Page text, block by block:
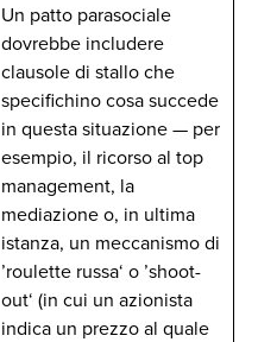
Un patto parasociale
dovrebbe includere
clausole di stallo che
specifichino cosa succede
in questa situazione — per
esempio, il ricorso al top
management, la
mediazione o, in ultima
istanza, un meccanismo di
’roulette russa‘ o ’shoot-
out‘ (in cui un azionista
indica un prezzo al quale